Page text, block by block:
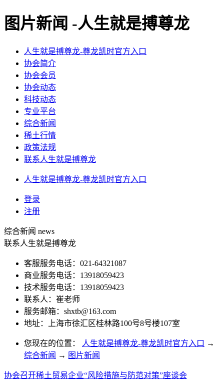
图片新闻 -人生就是搏尊龙
人生就是搏尊龙-尊龙凯时官方入口
协会简介
协会会员
协会动态
科技动态
专业平台
综合新闻
稀土行情
政策法规
联系人生就是搏尊龙
人生就是搏尊龙-尊龙凯时官方入口
登录
注册
综合新闻 news
联系人生就是搏尊龙
客服服务电话：021-64321087
商业服务电话：13918059423
技术服务电话：13918059423
联系人：崔老师
服务邮箱： shxtb@163.com
地址：上海市徐汇区桂林路100号8号楼107室
您现在的位置： 人生就是搏尊龙-尊龙凯时官方入口 →
综合新闻 → 图片新闻
协会召开稀土贸易企业“风险措施与防范对策”座谈会